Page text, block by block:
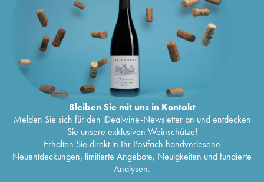
Bleiben Sie mit uns in Kontakt
Melden Sie sich für den iDealwine-Newsletter an und entdecken
Sie unsere exklusiven Weinschätze!
Erhalten Sie direkt in Ihr Postfach handverlesene
Neuentdeckungen, limitierte Angebote, Neuigkeiten und fundierte
Analysen.